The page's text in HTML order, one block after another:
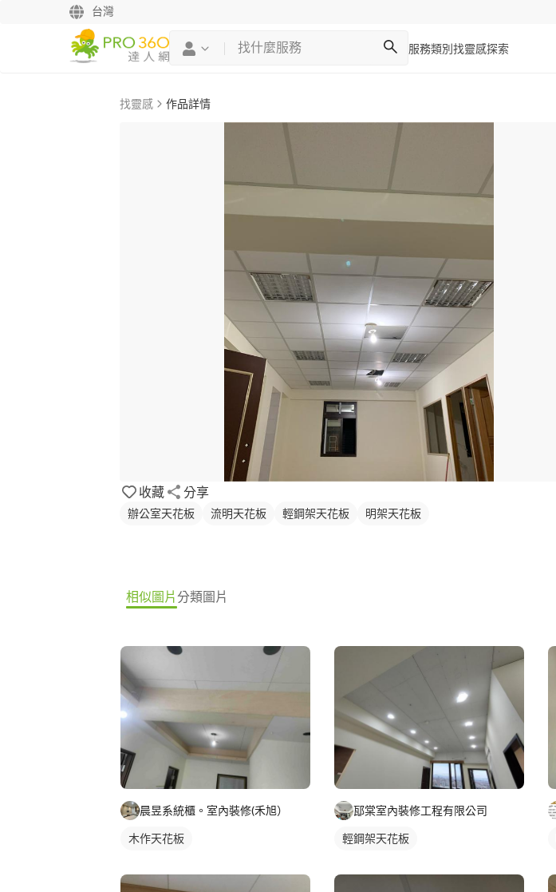
台灣
服務類別 找靈感探索
找靈感 作品詳情
收藏 分享
辦公室天花板 流明天花板 輕鋼架天花板 明架天花板
相似圖片分類圖片
晨昱系統櫃。室內裝修(禾旭）
木作天花板
邷棠室內裝修工程有限公司
輕鋼架天花板